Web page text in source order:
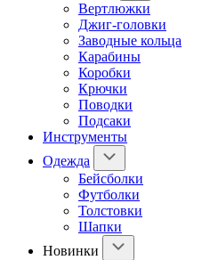
Вертлюжки
Джиг-головки
Заводные кольца
Карабины
Коробки
Крючки
Поводки
Подсаки
Инструменты
Одежда
Бейсболки
Футболки
Толстовки
Шапки
Новинки